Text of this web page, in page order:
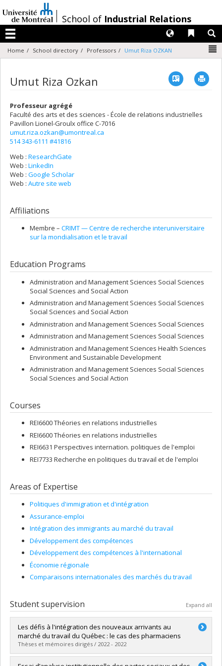
au
contenu
/
School of Industrial Relations
Menu
Liens
Langues
Home School directory Professors Umut Riza OZKAN
Umut Riza Ozkan Vcard
Professeur agrégé
Faculté des arts et des sciences - École de relations industrielles
Pavillon Lionel-Groulx office C-7016
umut.riza.ozkan@umontreal.ca
514 343-6111 #41816
Web : ResearchGate
Web : LinkedIn
Web : Google Scholar
Web : Autre site web
Affiliations
Membre – CRIMT — Centre de recherche interuniversitaire
sur la mondialisation et le travail
Education Programs
Administration and Management Sciences Social Sciences
Social Sciences and Social Action
Administration and Management Sciences Social Sciences
Social Sciences and Social Action
Administration and Management Sciences Social Sciences
Administration and Management Sciences Social Sciences
Administration and Management Sciences Health Sciences
Environment and Sustainable Development
Administration and Management Sciences Social Sciences
Social Sciences and Social Action
Courses
REI6600 Théories en relations industrielles
REI6600 Théories en relations industrielles
REI6631 Perspectives internation. politiques de l'emploi
REI7733 Recherche en politiques du travail et de l'emploi
Areas of Expertise
Politiques d'immigration et d'intégration
Assurance-emploi
Intégration des immigrants au marché du travail
Développement des compétences
Développement des compétences à l'international
Économie régionale
Comparaisons internationales des marchés du travail
Student supervision Expand all
Les défis à l'intégration des nouveaux arrivants au
marché du travail du Québec : le cas des pharmaciens
Thèses et mémoires dirigés / 2022 - 2022